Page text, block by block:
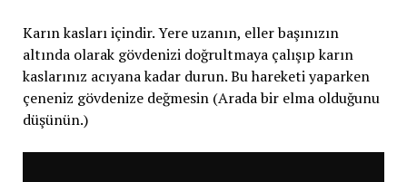
Karın kasları içindir. Yere uzanın, eller başınızın
altında olarak gövdenizi doğrultmaya çalışıp karın
kaslarınız acıyana kadar durun. Bu hareketi yaparken
çeneniz gövdenize değmesin (Arada bir elma olduğunu
düşünün.)